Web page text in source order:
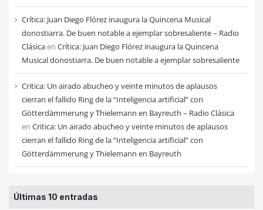
Crítica: Juan Diego Flórez inaugura la Quincena Musical
donostiarra. De buen notable a ejemplar sobresaliente – Radio
Clásicaen Crítica: Juan Diego Flórez inaugura la Quincena
Musical donostiarra. De buen notable a ejemplar sobresaliente
Critica: Un airado abucheo y veinte minutos de aplausos
cierran el fallido Ring de la “Inteligencia artificial” con
Götterdämmerung y Thielemann en Bayreuth – Radio Clásica
en Critica: Un airado abucheo y veinte minutos de aplausos
cierran el fallido Ring de la “Inteligencia artificial” con
Götterdämmerung y Thielemann en Bayreuth
Últimas 10 entradas